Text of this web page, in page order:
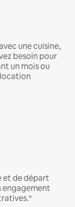
une cuisine,
besoin pour
un mois ou
et de départ
engagement